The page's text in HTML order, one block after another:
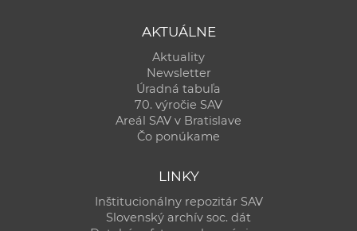
AKTUÁLNE
Aktuality
Newsletter
Úradná tabuľa
70. výročie SAV
Areál SAV v Bratislave
Čo ponúkame
LINKY
Inštitucionálny repozitár SAV
Slovenský archív soc. dát